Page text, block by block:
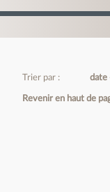
Trier par : date
Revenir en haut de